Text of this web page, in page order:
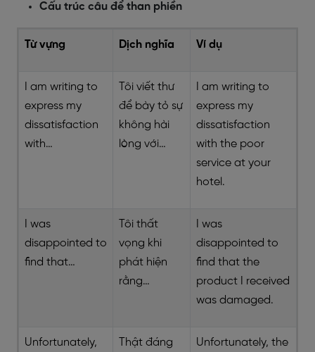
Cấu trúc câu để than phiền
Từ vựng Dịch nghĩa Ví dụ
I am writing to
express my
dissatisfaction
with…
Tôi viết thư
để bày tỏ sự
không hài
lòng với…
I am writing to
express my
dissatisfaction
with the poor
service at your
hotel.
I was
disappointed to
find that…
Tôi thất
vọng khi
phát hiện
rằng…
I was
disappointed to
find that the
product I received
was damaged.
Unfortunately,
Thật đáng
Unfortunately, the